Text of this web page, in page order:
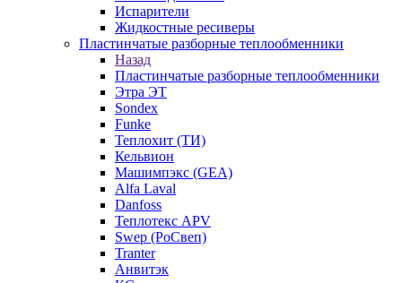
Испарители
Жидкостные ресиверы
Пластинчатые разборные теплообменники
Назад
Пластинчатые разборные теплообменники
Этра ЭТ
Sondex
Funke
Теплохит (ТИ)
Кельвион
Машимпэкс (GEA)
Alfa Laval
Danfoss
Теплотекс APV
Swep (РоСвеп)
Tranter
Анвитэк